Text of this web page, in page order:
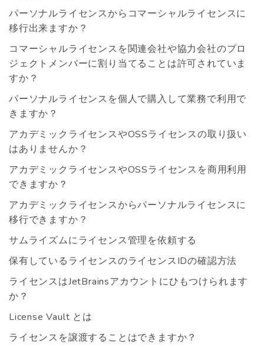
パーソナルライセンスからコマーシャルライセンスに
移行出来ますか？
コマーシャルライセンスを関連会社や協力会社のプロ
ジェクトメンバーに割り当てることは許可されていま
すか？
パーソナルライセンスを個人で購入して業務で利用で
きますか？
アカデミックライセンスやOSSライセンスの取り扱い
はありませんか？
アカデミックライセンスやOSSライセンスを商用利用
できますか？
アカデミックライセンスからパーソナルライセンスに
移行できますか？
サムライズムにライセンス管理を依頼する
保有しているライセンスのライセンスIDの確認方法
ライセンスはJetBrainsアカウントにひもつけられます
か？
License Vault とは
ライセンスを譲渡することはできますか？